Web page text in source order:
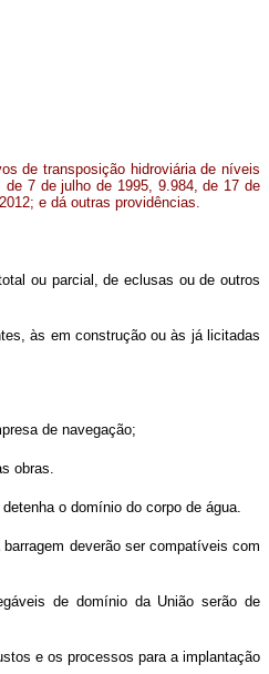
de transposição hidroviária de níveis
de 7 de julho de 1995, 9.984, de 17 de
e dá outras providências.
ou parcial, de eclusas ou de outros
às em construção ou às já licitadas
de navegação;
obras.
o domínio do corpo de água.
deverão ser compatíveis com
de domínio da União serão de
e os processos para a implantação